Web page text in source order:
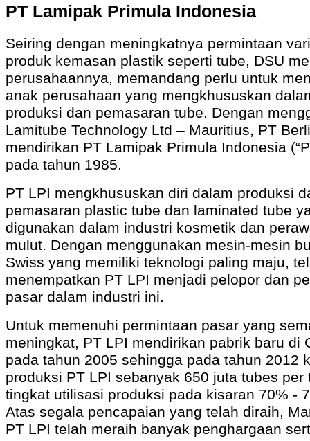
PT Lamipak Primula Indonesia
Seiring dengan meningkatnya permintaan
produk kemasan plastik seperti tube, DSU
perusahaannya, memandang perlu untuk
anak perusahaan yang mengkhususkan
produksi dan pemasaran tube. Dengan
Lamitube Technology Ltd – Mauritius, PT
mendirikan PT Lamipak Primula Indonesia
pada tahun 1985.
PT LPI mengkhususkan diri dalam produksi
pemasaran plastic tube dan laminated tube
digunakan dalam industri kosmetik dan
mulut. Dengan menggunakan mesin-mesin
Swiss yang memiliki teknologi paling maju,
menempatkan PT LPI menjadi pelopor dan
pasar dalam industri ini.
Untuk memenuhi permintaan pasar yang
meningkat, PT LPI mendirikan pabrik baru di
pada tahun 2005 sehingga pada tahun 2012
produksi PT LPI sebanyak 650 juta tubes per
tingkat utilisasi produksi pada kisaran 70% -
Atas segala pencapaian yang telah diraih,
PT LPI telah meraih banyak penghargaan